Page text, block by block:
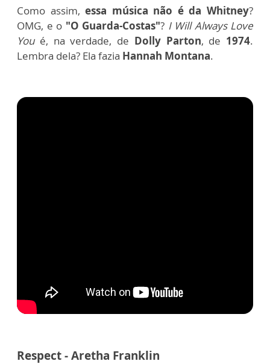
Como assim,essa música não é da Whitney?
OMG, e o "O Guarda-Costas"? I Will Always Love
Youé, na verdade, de Dolly Parton, de 1974.
Lembra dela? Ela fazia Hannah Montana.
Respect - Aretha Franklin